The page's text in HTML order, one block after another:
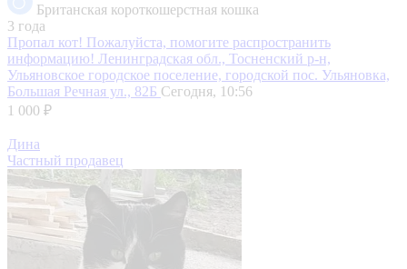
Британская короткошерстная кошка
3 года
Пропал кот! Пожалуйста, помогите распространить
информацию! Ленинградская обл., Тосненский р-н,
Ульяновское городское поселение, городской пос. Ульяновка,
Большая Речная ул., 82Б Сегодня, 10:56
1 000 ₽
Дина
Частный продавец